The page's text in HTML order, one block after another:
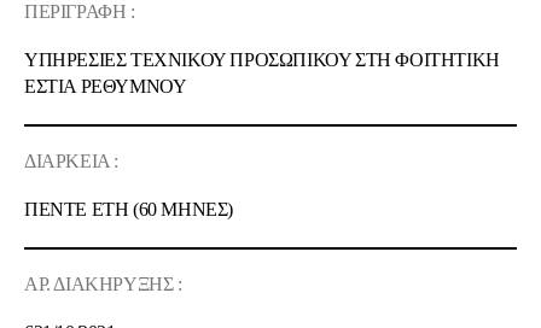
ΠΕΡΙΓΡΑΦΗ :
ΥΠΗΡΕΣΙΕΣ ΤΕΧΝΙΚΟΥ ΠΡΟΣΩΠΙΚΟΥ ΣΤΗ ΦΟΙΤΗΤΙΚΗ
ΕΣΤΙΑ ΡΕΘΥΜΝΟΥ
ΔΙΑΡΚΕΙΑ :
ΠΕΝΤΕ ΕΤΗ (60 ΜΗΝΕΣ)
ΑΡ. ΔΙΑΚΗΡΥΞΗΣ :